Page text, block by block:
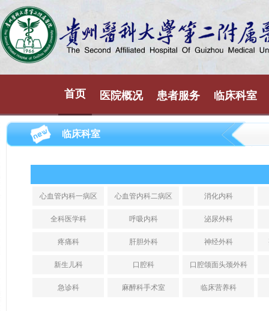
首页 医院概况 患者服务 临床科室
临床科室
心血管内科一病区 心血管内科二病区 消化内科
全科医学科 呼吸内科 泌尿外科
疼痛科 肝胆外科 神经外科
新生儿科 口腔科 口腔颌面头颈外科
急诊科 麻醉科手术室 临床营养科